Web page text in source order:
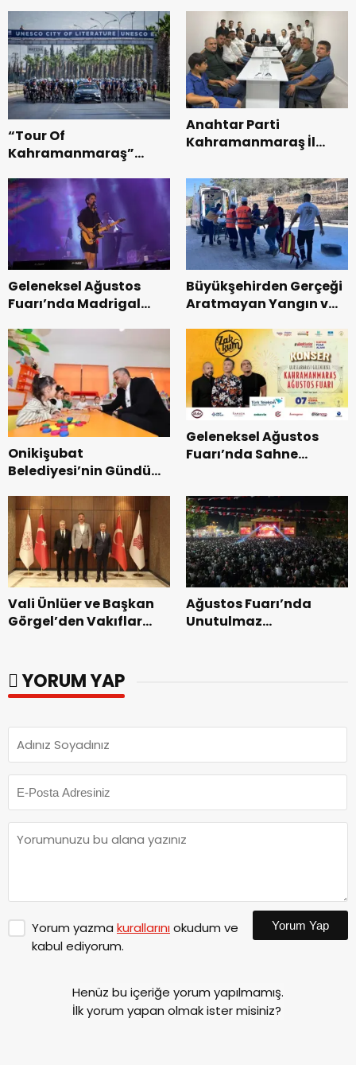
“Tour Of
Kahramanmaraş”
Bisikleti Turnuvası
Tamamlandı.
Anahtar Parti
Kahramanmaraş İl
Teşkilatı ile buluştu.
Geleneksel Ağustos
Fuarı’nda Madrigal
Büyükşehirden Gerçeği
Aratmayan Yangın ve
Onikişubat
Belediyesi’nin Gündüz
dönemin ön kayıtları
başladı.
Geleneksel Ağustos
Fuarı’nda Sahne
Vali Ünlüer ve Başkan
Görgel’den Vakıflar
Ağustos Fuarı’nda
Unutulmaz
YORUM YAP
Yorum yazma kurallarınıokudum ve
kabul ediyorum.
Yorum Yap
Henüz bu içeriğe yorum yapılmamış.
İlk yorum yapan olmak ister misiniz?